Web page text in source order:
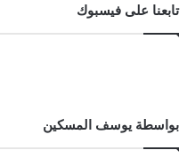
تابعنا على فيسبوك
بواسطة يوسف المسكين